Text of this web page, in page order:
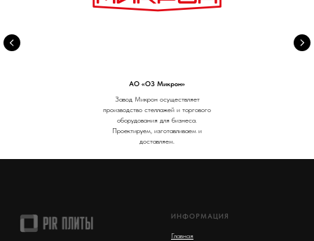
АО «ОЗ Микрон»
Завод Микрон осуществляет
производство стеллажей и торгового
оборудования для бизнеса.
Проектируем, изготавливаем и
доставляем.
ИНФОРМАЦИЯ
Главная